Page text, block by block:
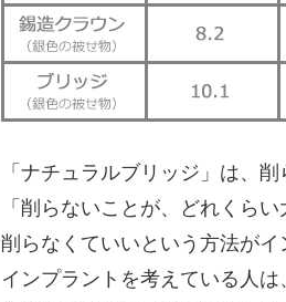
「ナチュラルブリッジ」は、
「削らないことが、どれくら
削らなくていいという⽅法が
インプラントを考えている⼈